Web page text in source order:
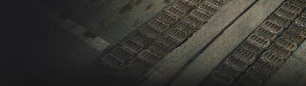
Twitch Ganimetleri Rehberi